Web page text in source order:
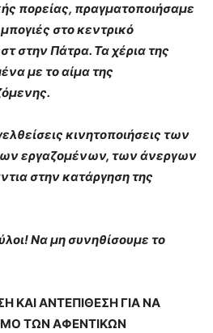
πορείας, πραγματοποιήσαμε
στο κεντρικό
στην Πάτρα. Τα χέρια της
με το αίμα της
κινητοποιήσεις των
εργαζομένων, των άνεργων
στην κατάργηση της
Να μη συνηθίσουμε το
ΚΑΙ ΑΝΤΕΠΙΘΕΣΗ ΓΙΑ ΝΑ
ΤΩΝ ΑΦΕΝΤΙΚΩΝ